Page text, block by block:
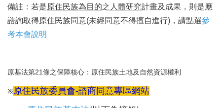
備註：若是原住民族為目的之 人體研究計畫及成果，則是應
諮詢取得原住民族同意(未經同意不得擅自進行)，請點選參
考本會說明
原基法第21條之保障核心：原住民族土地及自然資源權利
※原住民族委員會-諮商同意專區網站